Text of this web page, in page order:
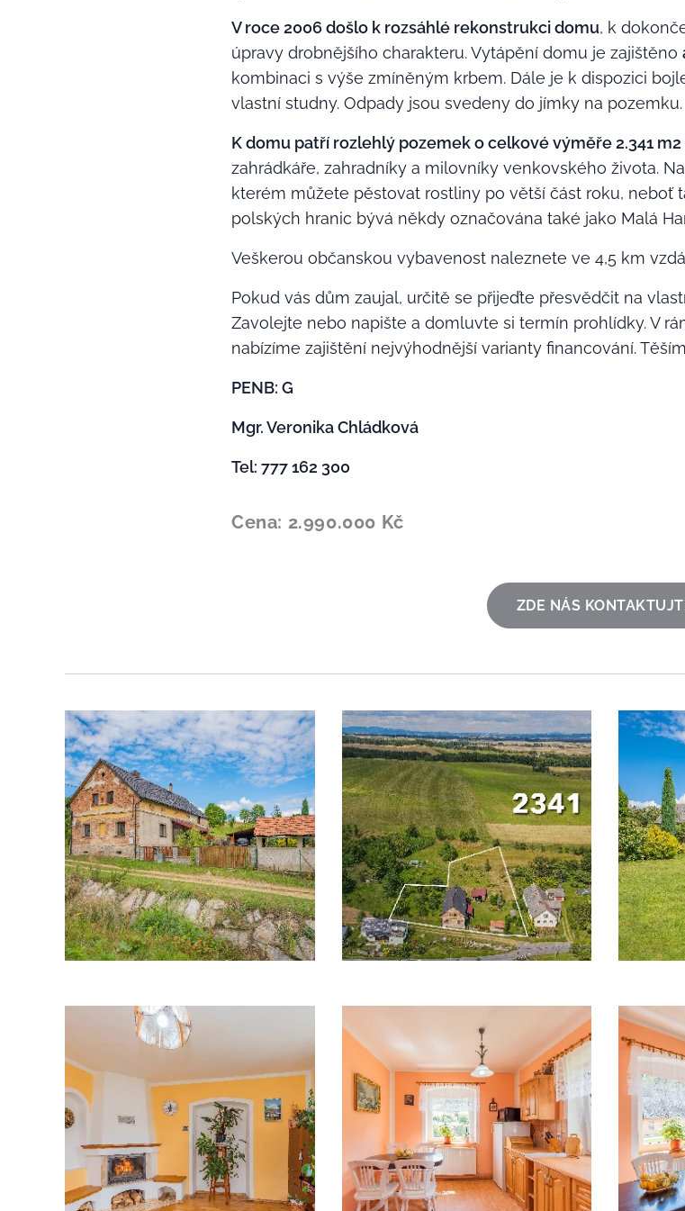
V roce 2006 došlo k rozsáhlé rekonstrukci domu, k
úpravy drobnějšího charakteru. Vytápění domu je zajištěno
kombinaci s výše zmíněným krbem. Dále je k dispozici
vlastní studny. Odpady jsou svedeny do jímky na pozemku.
K domu patří rozlehlý pozemek o celkové výměře 2.341 m2
zahrádkáře, zahradníky a milovníky venkovského života.
kterém můžete pěstovat rostliny po větší část roku, neboť
polských hranic bývá někdy označována také jako Malá
Veškerou občanskou vybavenost naleznete ve 4,5 km
Pokud vás dům zaujal, určitě se přijeďte přesvědčit na
Zavolejte nebo napište a domluvte si termín prohlídky. V
nabízíme zajištění nejvýhodnější varianty financování.
PENB: G
Mgr. Veronika Chládková 🙋‍♀️
Tel: 777 162 300
Cena: 2.990.000 Kč
ZDE NÁS